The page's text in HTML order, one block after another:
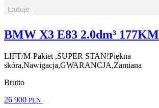
BMW X3 E83 2.0dm³ 177KM
LIFT/M-Pakiet ,SUPER STAN!Piękna
skóra,Nawigacja,GWARANCJA,Zamiana
Brutto
26 900 PLN